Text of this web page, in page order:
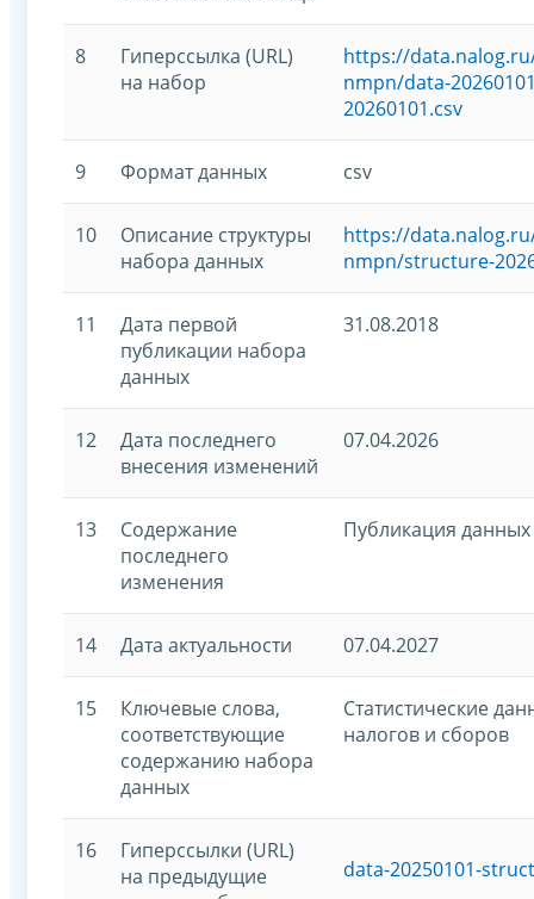
8
Гиперссылка (URL)
на набор
https://
nmpn/data-
20260101.csv
9 Формат данных csv
10
Описание структуры
набора данных
https://
nmpn/structure-
11
Дата первой
публикации набора
данных
31.08.2018
12
Дата последнего
внесения изменений
07.04.2026
13
Содержание
последнего
изменения
Публикация данных
14 Дата актуальности 07.04.2027
15
Ключевые слова,
соответствующие
содержанию набора
данных
Статистические
налогов и сборов
16
Гиперссылки (URL)
на предыдущие
data-20250101-